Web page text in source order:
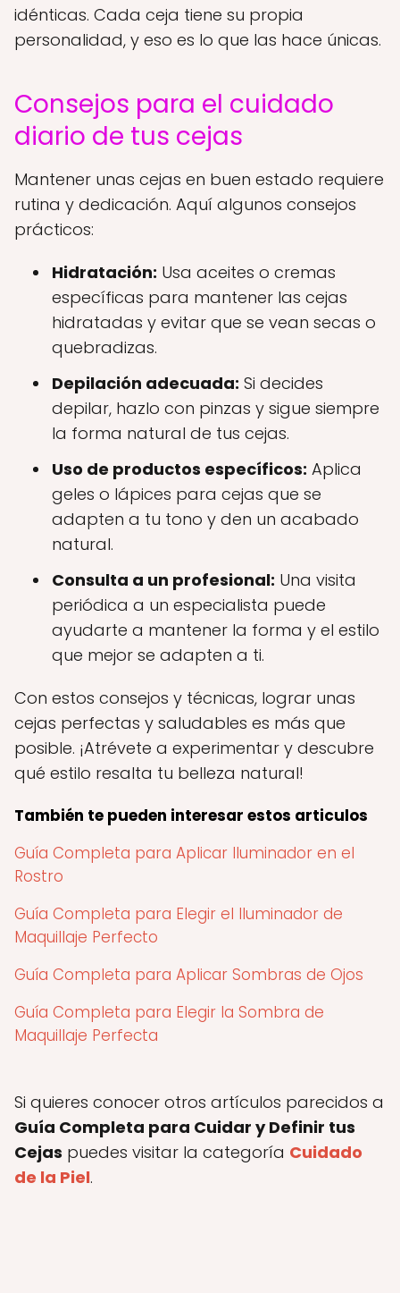
idénticas. Cada ceja tiene su propia
personalidad, y eso es lo que las hace únicas.
Consejos para el cuidado
diario de tus cejas
Mantener unas cejas en buen estado requiere
rutina y dedicación. Aquí algunos consejos
prácticos:
Hidratación: Usa aceites o cremas
específicas para mantener las cejas
hidratadas y evitar que se vean secas o
quebradizas.
Depilación adecuada: Si decides
depilar, hazlo con pinzas y sigue siempre
la forma natural de tus cejas.
Uso de productos específicos: Aplica
geles o lápices para cejas que se
adapten a tu tono y den un acabado
natural.
Consulta a un profesional: Una visita
periódica a un especialista puede
ayudarte a mantener la forma y el estilo
que mejor se adapten a ti.
Con estos consejos y técnicas, lograr unas
cejas perfectas y saludables es más que
posible. ¡Atrévete a experimentar y descubre
qué estilo resalta tu belleza natural!
También te pueden interesar estos articulos
Guía Completa para Aplicar Iluminador en el
Rostro
Guía Completa para Elegir el Iluminador de
Maquillaje Perfecto
Guía Completa para Aplicar Sombras de Ojos
Guía Completa para Elegir la Sombra de
Maquillaje Perfecta
Si quieres conocer otros artículos parecidos a
Guía Completa para Cuidar y Definir tus
Cejas puedes visitar la categoría Cuidado
de la Piel.